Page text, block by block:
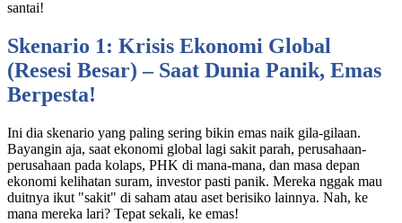
santai!
Skenario 1: Krisis Ekonomi Global
(Resesi Besar) – Saat Dunia Panik, Emas
Berpesta!
Ini dia skenario yang paling sering bikin emas naik gila-gilaan.
Bayangin aja, saat ekonomi global lagi sakit parah, perusahaan-
perusahaan pada kolaps, PHK di mana-mana, dan masa depan
ekonomi kelihatan suram, investor pasti panik. Mereka nggak mau
duitnya ikut "sakit" di saham atau aset berisiko lainnya. Nah, ke
mana mereka lari? Tepat sekali, ke emas!